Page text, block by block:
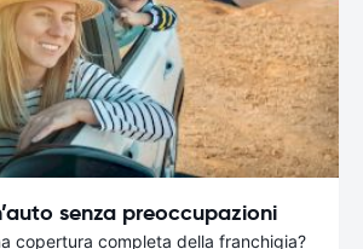
senza preoccupazioni
copertura completa della franchigia?